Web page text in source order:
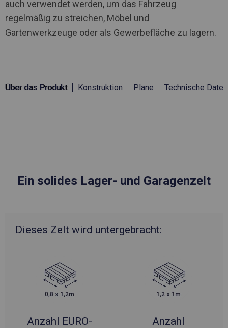
auch verwendet werden, um das Fahrzeug
regelmäßig zu streichen, Möbel und
Gartenwerkzeuge oder als Gewerbefläche zu lagern.
Über das Produkt Konstruktion Plane Technische Daten
Ein solides Lager- und Garagenzelt
Dieses Zelt wird untergebracht:
Anzahl EURO-
Anzahl